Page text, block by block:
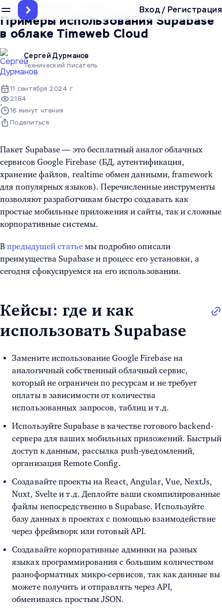
Вход/ Регистрация
Главная Инструкции
Примеры использования Supabase
в облаке Timeweb Cloud
Сергей Дурманов
Технический писатель
11 сентября 2024 г.
2184
16 минут чтения
Поделиться
Пакет Supabase — это бесплатный аналог облачных
сервисов Google Firebase (БД, аутентификация,
хранение файлов, realtime обмен данными, framework
для популярных языков). Перечисленные инструменты
позволяют разработчикам быстро создавать как
простые мобильные приложения и сайты, так и сложные
корпоративные системы.
Впредыдущей статьемы подробно описали
преимущества Supabase и процесс его установки, а
сегодня сфокусируемся на его использовании.
Кейсы: где и как
использовать Supabase
Замените использование Google Firebase на
аналогичный собственный облачный сервис,
который не ограничен по ресурсам и не требует
оплаты в зависимости от количества
использованных запросов, таблиц и т.д.
Используйте Supabase в качестве готового backend-
сервера для ваших мобильных приложений. Быстрый
доступ к данным, рассылка push-уведомлений,
организация Remote Config.
Создавайте проекты на React, Angular, Vue, NextJs,
Nuxt, Svelte и т.д. Деплойте ваши скомпилированные
файлы непосредственно в Supabase. Используйте
базу данных в проектах с помощью взаимодействие
через фреймворк или готовый API.
Создавайте корпоративные админки на разных
языках программирования с большим количеством
разноформатных микро-сервисов, так как данные вы
можете получить и отправлять через API,
обмениваясь простым JSON.